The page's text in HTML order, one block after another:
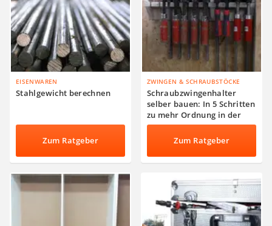
EISENWAREN
Stahlgewicht berechnen
Zum Ratgeber
ZWINGEN & SCHRAUBSTÖCKE
Schraubzwingenhalter
selber bauen: In 5 Schritten
zu mehr Ordnung in der
Werkstatt
Zum Ratgeber